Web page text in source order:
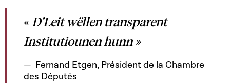
«D’Leit wëllen transparent
Institutiounen hunn »
Fernand Etgen, Président de la Chambre
des Députés